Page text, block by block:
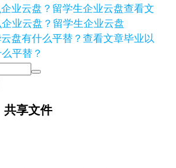
查看文
业云盘？留学生企业云盘
查看文章毕业以
平替？
共享文件